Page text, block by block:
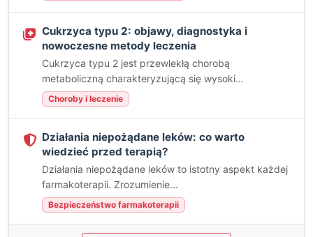
Cukrzyca typu 2: objawy, diagnostyka i
nowoczesne metody leczenia
Cukrzyca typu 2 jest przewlekłą chorobą
metaboliczną charakteryzującą się wysoki...
Choroby i leczenie
Działania niepożądane leków: co warto
wiedzieć przed terapią?
Działania niepożądane leków to istotny aspekt każdej
farmakoterapii. Zrozumienie...
Bezpieczeństwo farmakoterapii